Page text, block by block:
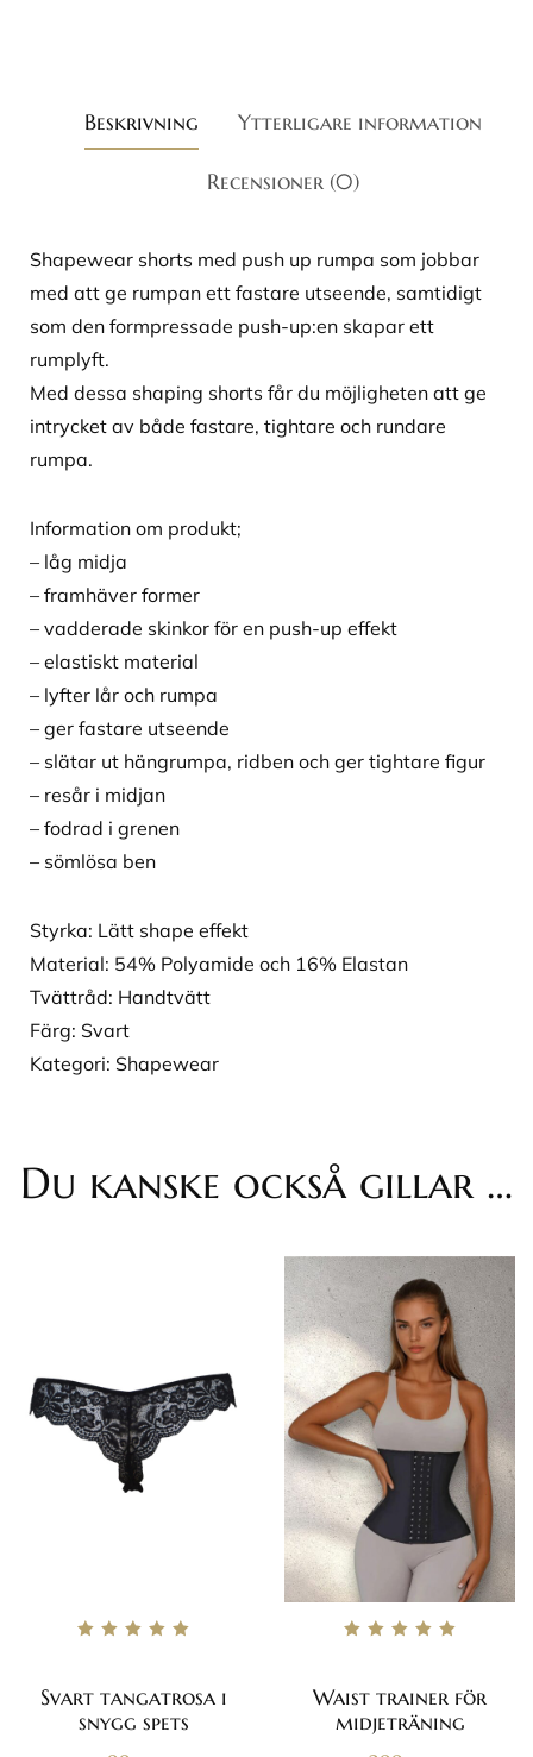
Beskrivning Ytterligare information
Recensioner (0)
Shapewear shorts med push up rumpa som jobbar
med att ge rumpan ett fastare utseende, samtidigt
som den formpressade push-up:en skapar ett
rumplyft.
Med dessa shaping shorts får du möjligheten att ge
intrycket av både fastare, tightare och rundare
rumpa.
Information om produkt;
– låg midja
– framhäver former
– vadderade skinkor för en push-up effekt
– elastiskt material
– lyfter lår och rumpa
– ger fastare utseende
– slätar ut hängrumpa, ridben och ger tightare figur
– resår i midjan
– fodrad i grenen
– sömlösa ben
Styrka: Lätt shape effekt
Material: 54% Polyamide och 16% Elastan
Tvättråd: Handtvätt
Färg: Svart
Kategori: Shapewear
Du kanske också gillar …
Svart tangatrosa i
snygg spets
Waist trainer för
midjeträning